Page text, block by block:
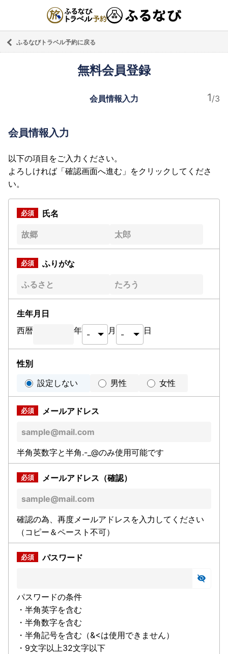
ふるなびトラベル予約に戻る
無料会員登録
会員情報入力
会員情報入力
以下の項目をご入力ください。
よろしければ「確認画面へ進む」をクリックしてくださ
い。
氏名
ふりがな
生年月日
西暦
年 月 日
性別
設定しない
男性 女性
メールアドレス
半角英数字と半角.-_@のみ使用可能です
メールアドレス（確認）
確認の為、再度メールアドレスを入力してください
（コピー＆ペースト不可）
パスワード
パスワードの条件
・半角英字を含む
・半角数字を含む
・半角記号を含む（&<は使用できません）
・9文字以上32文字以下